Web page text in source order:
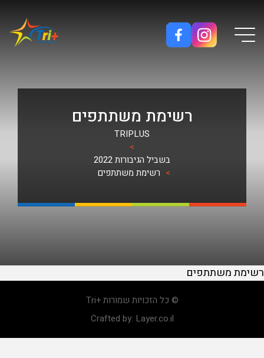
Button used only for devices with a small screen
רשימת משתתפים
TRIPLUS
>
בשביל הגיבורות 2022
> רשימת משתתפים
רשימת משתתפים
© כל הזכויות שמורות +Tri
Crafted by: Layer.co.il